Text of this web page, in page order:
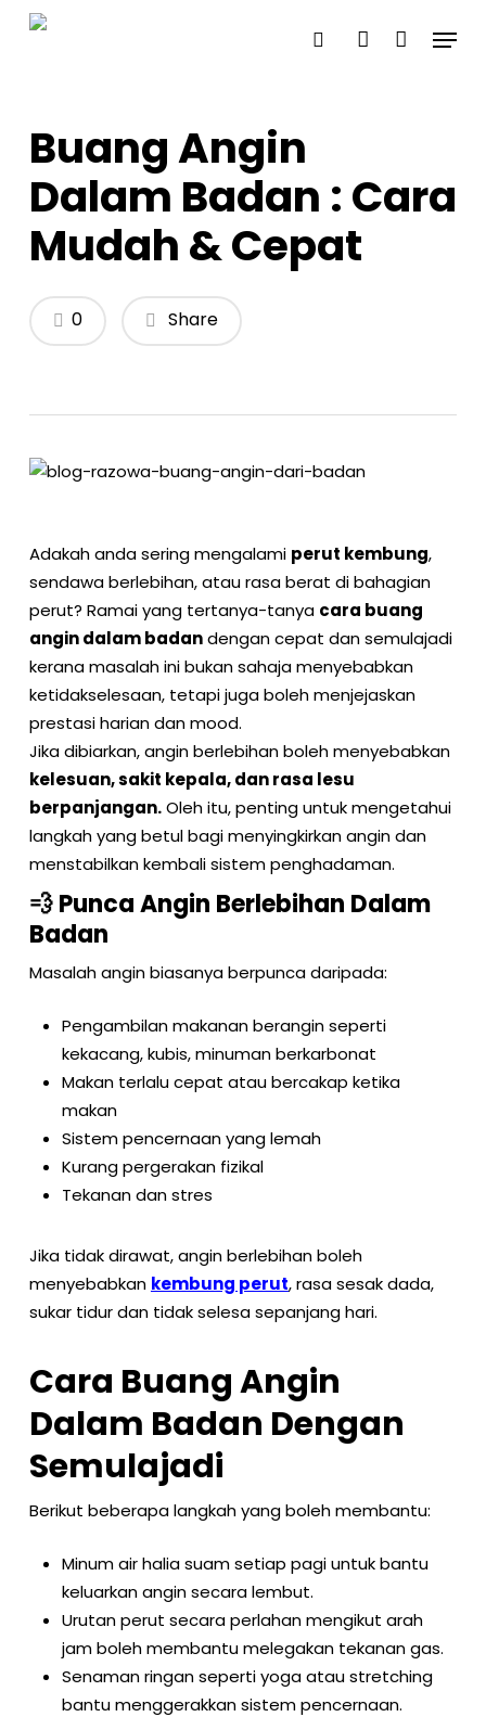
Skip
searchaccount
Menu
Buang Angin
Dalam Badan : Cara
Mudah & Cepat
Share
0
Adakah anda sering mengalami perut kembung,
sendawa berlebihan, atau rasa berat di bahagian
perut? Ramai yang tertanya-tanya cara buang
angin dalam badandengan cepat dan semulajadi
kerana masalah ini bukan sahaja menyebabkan
ketidakselesaan, tetapi juga boleh menjejaskan
prestasi harian dan mood.
Jika dibiarkan, angin berlebihan boleh menyebabkan
kelesuan, sakit kepala, dan rasa lesu
berpanjangan.Oleh itu, penting untuk mengetahui
langkah yang betul bagi menyingkirkan angin dan
menstabilkan kembali sistem penghadaman.
💨 Punca Angin Berlebihan Dalam
Badan
Masalah angin biasanya berpunca daripada:
Pengambilan makanan berangin seperti
kekacang, kubis, minuman berkarbonat
Makan terlalu cepat atau bercakap ketika
makan
Sistem pencernaan yang lemah
Kurang pergerakan fizikal
Tekanan dan stres
Jika tidak dirawat, angin berlebihan boleh
menyebabkan kembung perut, rasa sesak dada,
sukar tidur dan tidak selesa sepanjang hari.
Cara Buang Angin
Dalam Badan Dengan
Semulajadi
Berikut beberapa langkah yang boleh membantu:
Minum air halia suam setiap pagi untuk bantu
keluarkan angin secara lembut.
Urutan perut secara perlahan mengikut arah
jam boleh membantu melegakan tekanan gas.
Senaman ringan seperti yoga atau stretching
bantu menggerakkan sistem pencernaan.